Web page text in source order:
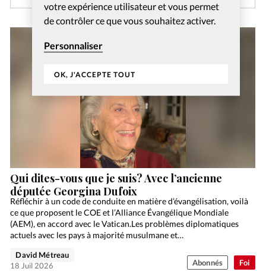
votre expérience utilisateur et vous permet
de contrôler ce que vous souhaitez activer.
Personnaliser
OK, J'ACCEPTE TOUT
Foi
Qui dites-vous que je suis? Avec l’ancienne
députée Georgina Dufoix
Réfléchir à un code de conduite en matière d’évangélisation, voilà
ce que proposent le COE et l’Alliance Évangélique Mondiale
(AEM), en accord avec le Vatican.Les problèmes diplomatiques
actuels avec les pays à majorité musulmane et…
David Métreau
18 Juil 2026
Abonnés